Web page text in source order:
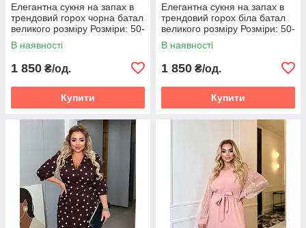
Елегантна сукня на запах в
трендовий горох чорна батал
великого розміру Розміри: 50-
52, 54-56, 58-60
В наявності
1 850 ₴/од.
Купити
Елегантна сукня на запах в
трендовий горох біла батал
великого розміру Розміри: 50-
52, 54-56, 58-60
В наявності
1 850 ₴/од.
Купити